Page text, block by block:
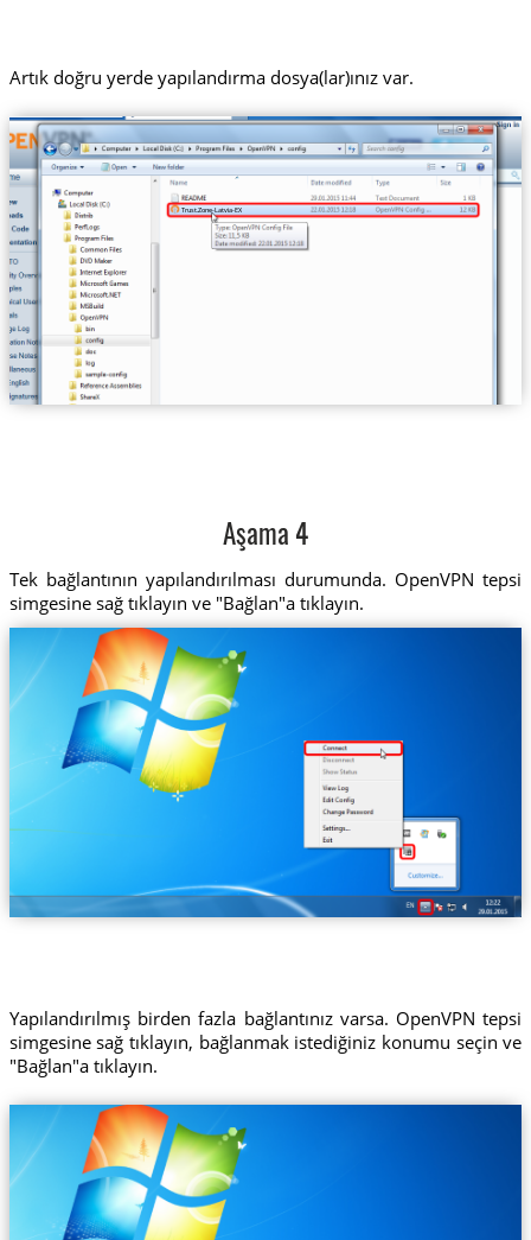
Artık doğru yerde yapılandırma dosya(lar)ınız var.
Trust.Zone-Latvia-EX
Aşama 4
Tek bağlantının yapılandırılması durumunda. OpenVPN tepsi
simgesine sağ tıklayın ve "Bağlan"a tıklayın.
Yapılandırılmış birden fazla bağlantınız varsa. OpenVPN tepsi
simgesine sağ tıklayın, bağlanmak istediğiniz konumu seçin ve
"Bağlan"a tıklayın.